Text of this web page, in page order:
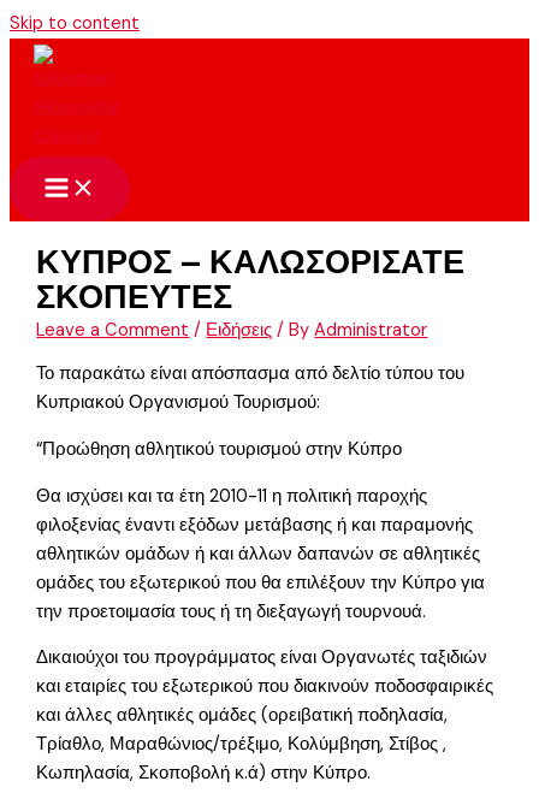
Skip to content
ΚΥΠΡΟΣ – ΚΑΛΩΣΟΡΙΣΑΤΕ
ΣΚΟΠΕΥΤΕΣ
Leave a Comment / Ειδήσεις / ByAdministrator
Το παρακάτω είναι απόσπασμα από δελτίο τύπου του
Κυπριακού Οργανισμού Τουρισμού:
“Προώθηση αθλητικού τουρισμού στην Κύπρο
Θα ισχύσει και τα έτη 2010-11 η πολιτική παροχής
φιλοξενίας έναντι εξόδων μετάβασης ή και παραμονής
αθλητικών ομάδων ή και άλλων δαπανών σε αθλητικές
ομάδες του εξωτερικού που θα επιλέξουν την Κύπρο για
την προετοιμασία τους ή τη διεξαγωγή τουρνουά.
Δικαιούχοι του προγράμματος είναι Οργανωτές ταξιδιών
και εταιρίες του εξωτερικού που διακινούν ποδοσφαιρικές
και άλλες αθλητικές ομάδες (ορειβατική ποδηλασία,
Τρίαθλο, Μαραθώνιος/τρέξιμο, Κολύμβηση, Στίβος ,
Κωπηλασία, Σκοποβολή κ.ά) στην Κύπρο.